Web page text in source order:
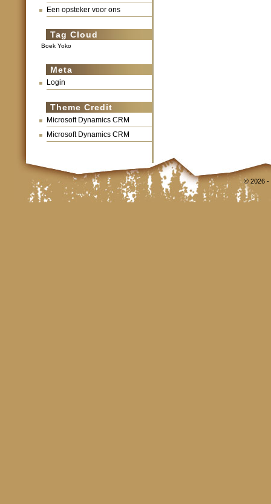
Een opsteker voor ons
Tag Cloud
Boek Yoko
Meta
Login
Theme Credit
Microsoft Dynamics CRM
Microsoft Dynamics CRM
© 2026 -